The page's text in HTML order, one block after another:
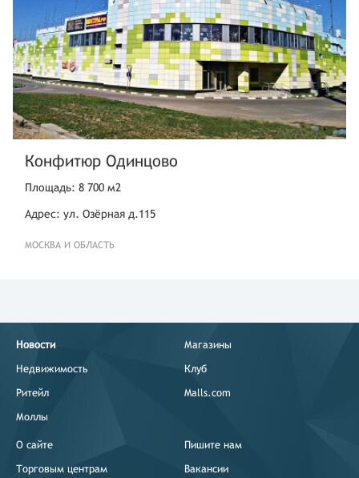
Конфитюр Одинцово
Площадь: 8 700 м2
Адрес: ул. Озёрная д.115
МОСКВА И ОБЛАСТЬ
Новости
Недвижимость
Ритейл
Моллы
Магазины
Клуб
Malls.com
О сайте
Торговым центрам
Пишите нам
Вакансии